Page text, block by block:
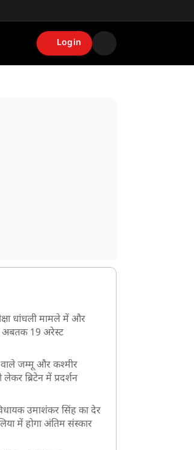
Login
धांधली मामले में और
अबतक 19 अरेस्ट
जम्मू और कश्मीर
ब्रिटेन में प्रदर्शन
उमाशंकर सिंह का देर
में होगा अंतिम संस्कार